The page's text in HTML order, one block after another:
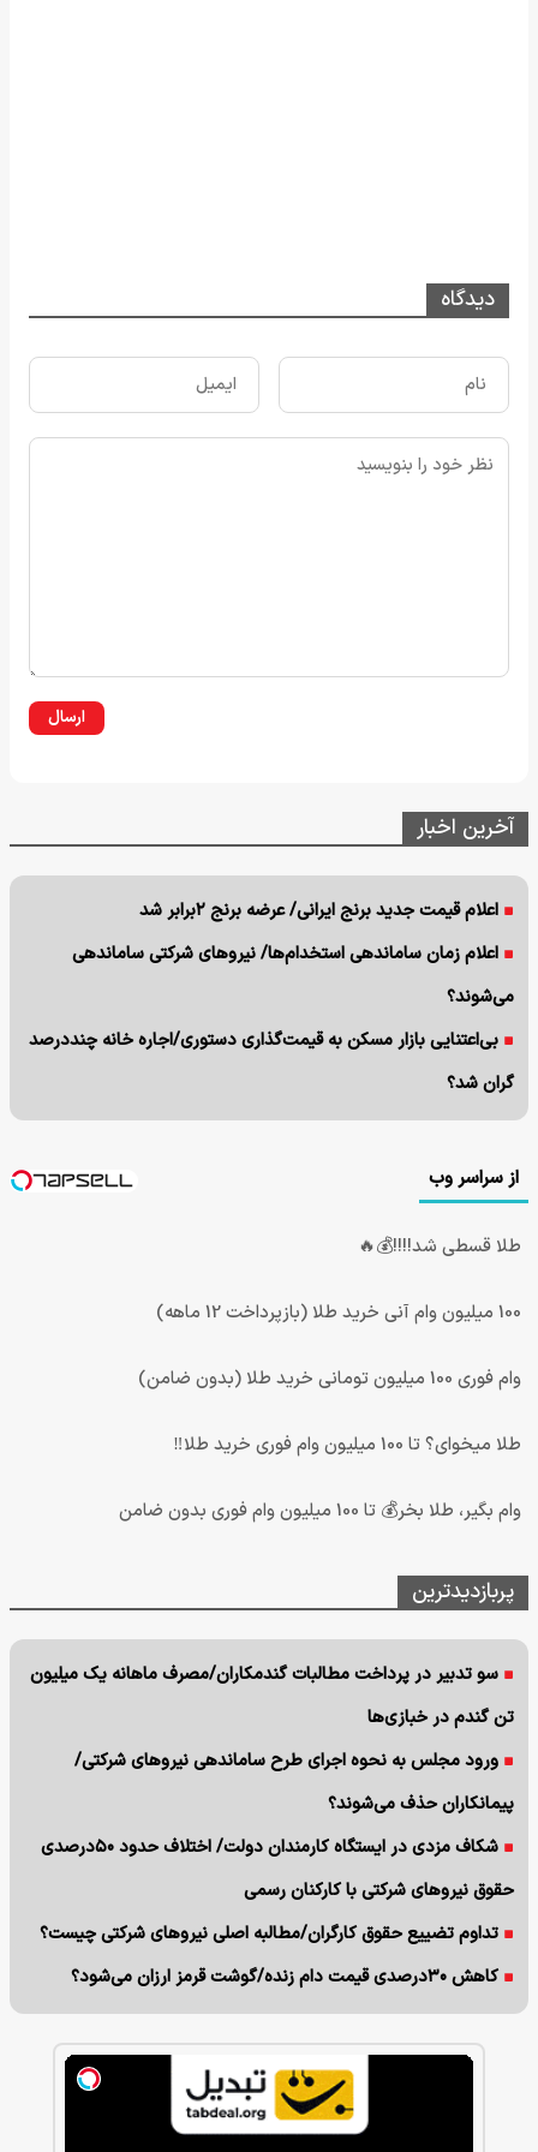
دیدگاه
ارسال
آخرین اخبار
اعلام قیمت جدید برنج ایرانی/ عرضه برنج ۲برابر شد
اعلام زمان ساماندهی استخدام‌‌ها/ نیروهای شرکتی ساماندهی
می‌شوند؟
بی‌اعتنایی بازار مسکن به قیمت‌گذاری دستوری/اجاره خانه چنددرصد
گران شد؟
از سراسر وب
طلا قسطی شد!!!!💰🔥
100 میلیون وام آنی خرید طلا (بازپرداخت 12 ماهه)
وام فوری 100 میلیون تومانی خرید طلا (بدون ضامن)
طلا میخوای؟ تا 100 میلیون وام فوری خرید طلا‼️
وام بگیر، طلا بخر💰 تا 100 میلیون وام فوری بدون ضامن
پربازدیدترین
سو تدبیر در پرداخت مطالبات گندمکاران/مصرف ماهانه یک میلیون
تن گندم در خبازی‌ها
ورود مجلس به نحوه اجرای طرح ساماندهی نیروهای شرکتی/
پیمانکاران حذف می‌شوند؟
شکاف مزدی در ایستگاه کارمندان دولت/ اختلاف حدود ۵۰درصدی
حقوق نیروهای شرکتی با کارکنان رسمی
تداوم تضییع حقوق کارگران/مطالبه اصلی نیروهای شرکتی چیست؟
کاهش ۳۰درصدی قیمت دام زنده/گوشت قرمز ارزان می‌شود؟